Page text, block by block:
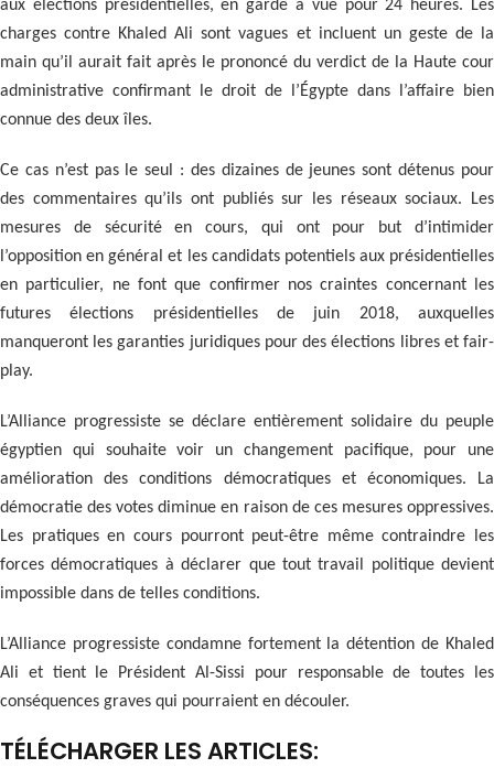
aux élections présidentielles, en garde à vue pour 24 heures. Les
charges contre Khaled Ali sont vagues et incluent un geste de la
main qu’il aurait fait après le prononcé du verdict de la Haute cour
administrative confirmant le droit de l’Égypte dans l’affaire bien
connue des deux îles.
Ce cas n’est pas le seul : des dizaines de jeunes sont détenus pour
des commentaires qu’ils ont publiés sur les réseaux sociaux. Les
mesures de sécurité en cours, qui ont pour but d’intimider
l’opposition en général et les candidats potentiels aux présidentielles
en particulier, ne font que confirmer nos craintes concernant les
futures élections présidentielles de juin 2018, auxquelles
manqueront les garanties juridiques pour des élections libres et fair-
play.
L’Alliance progressiste se déclare entièrement solidaire du peuple
égyptien qui souhaite voir un changement pacifique, pour une
amélioration des conditions démocratiques et économiques. La
démocratie des votes diminue en raison de ces mesures oppressives.
Les pratiques en cours pourront peut-être même contraindre les
forces démocratiques à déclarer que tout travail politique devient
impossible dans de telles conditions.
L’Alliance progressiste condamne fortement la détention de Khaled
Ali et tient le Président Al-Sissi pour responsable de toutes les
conséquences graves qui pourraient en découler.
TÉLÉCHARGER LES ARTICLES: